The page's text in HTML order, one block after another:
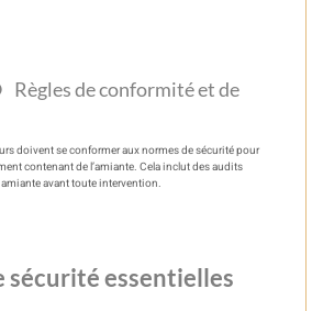
Règles de conformité et de
doivent se conformer aux normes de sécurité pour
contenant de l’amiante. Cela inclut des audits
avant toute intervention.
sécurité essentielles